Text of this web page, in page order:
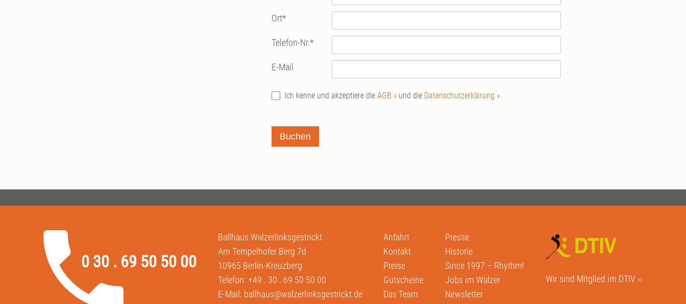
Ort*
Telefon-Nr.*
E-Mail
Ich kenne und akzeptiere die AGB »und die Datenschutzerklärung »
Buchen
0 30 . 69 50 50 00
Ballhaus Walzerlinksgestrickt
Am Tempelhofer Berg 7d
10965 Berlin-Kreuzberg
Telefon: +49 . 30 . 69 50 50 00
E-Mail: ballhaus@walzerlinksgestrickt.de
Anfahrt
Kontakt
Preise
Gutscheine
Das Team
Presse
Historie
Since 1997 – Rhythm!
Jobs im Walzer
Newsletter
Wir sind Mitglied im DTIV ››